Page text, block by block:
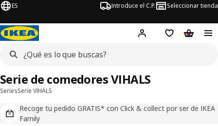
ES Introduce el C.P. Seleccionar tienda
Hej! Iniciar sesión
Lista de deseos
Carrito
SeriesSerie VIHALS
Recoge tu pedido GRATIS* con Click & collect por ser de IKEA
Family
Serie de comedores VIHALS